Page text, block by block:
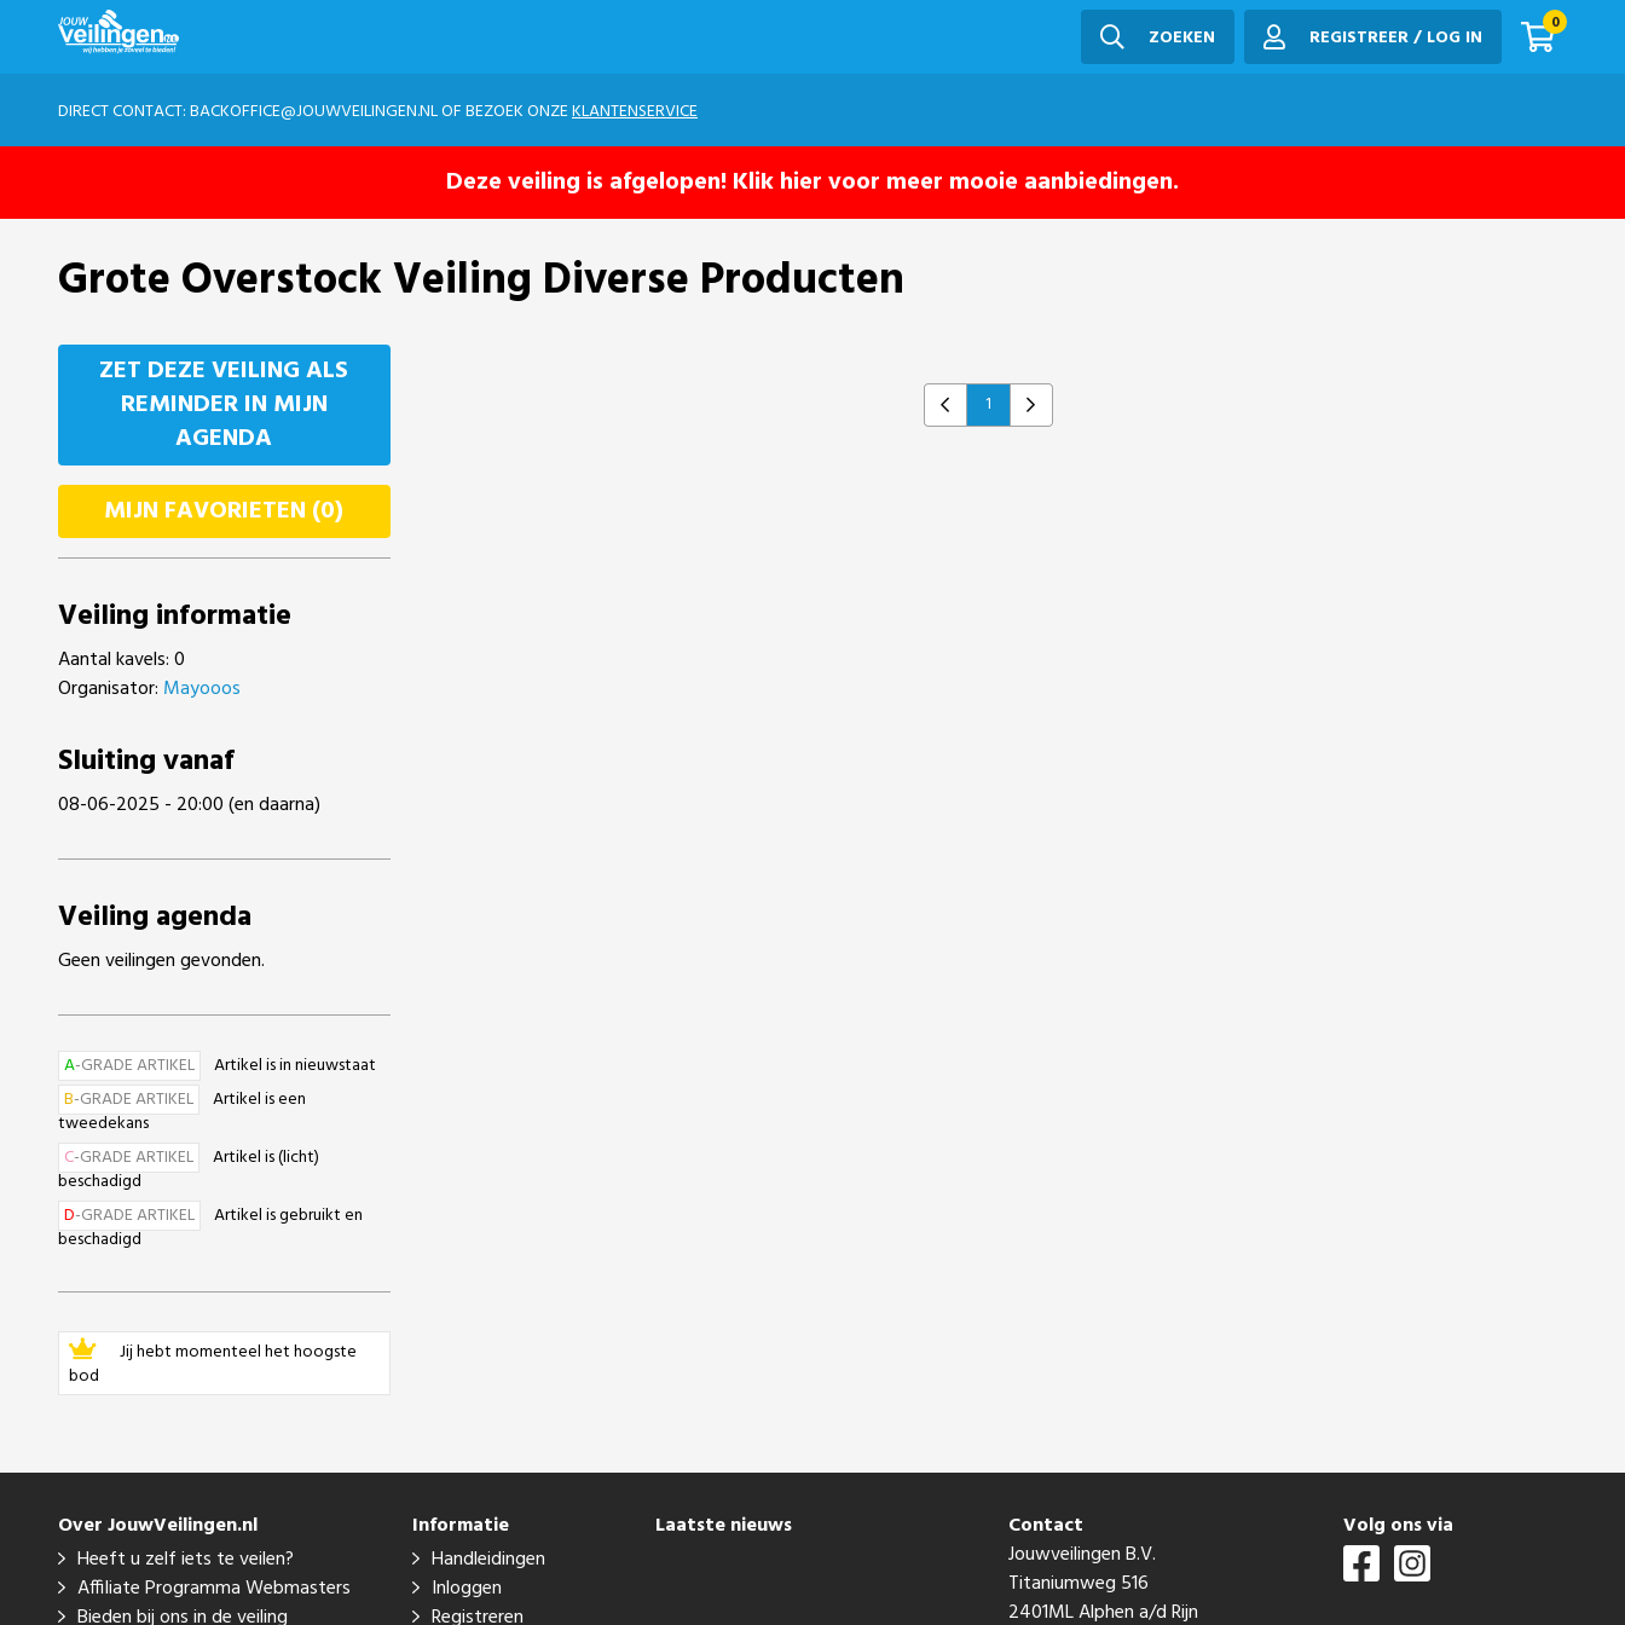
ZOEKEN REGISTREER / LOG IN
0
DIRECT CONTACT:BACKOFFICE@JOUWVEILINGEN.NLOF BEZOEK ONZEKLANTENSERVICE
Deze veiling is afgelopen! Klik hier voor meer mooie aanbiedingen.
Grote Overstock Veiling Diverse Producten
ZET DEZE VEILING ALS
REMINDER IN MIJN
AGENDA
MIJN FAVORIETEN (0)
Veiling informatie
Aantal kavels: 0
Organisator: Mayooos
Sluiting vanaf
08-06-2025 - 20:00 (en daarna)
Veiling agenda
Geen veilingen gevonden.
A-GRADE ARTIKEL
Artikel is in nieuwstaat
B-GRADE ARTIKEL
Artikel is een
tweedekans
C-GRADE ARTIKEL
Artikel is (licht)
beschadigd
D-GRADE ARTIKEL
Artikel is gebruikt en
beschadigd
Jij hebt momenteel het hoogste
bod
Previous
1 Next
Over JouwVeilingen.nl
Heeft u zelf iets te veilen?
Affiliate Programma Webmasters
Bieden bij ons in de veiling
Informatie
Handleidingen
Inloggen
Registreren
Laatste nieuws
Contact
Jouwveilingen B.V.
Titaniumweg 516
2401ML Alphen a/d Rijn
Volg ons via